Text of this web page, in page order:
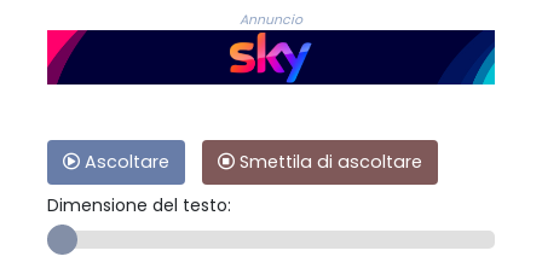
Annuncio
Ascoltare
Smettila di ascoltare
Dimensione del testo: